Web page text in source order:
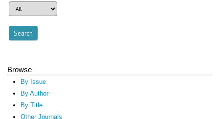
Browse
By Issue
By Author
By Title
Other Journals